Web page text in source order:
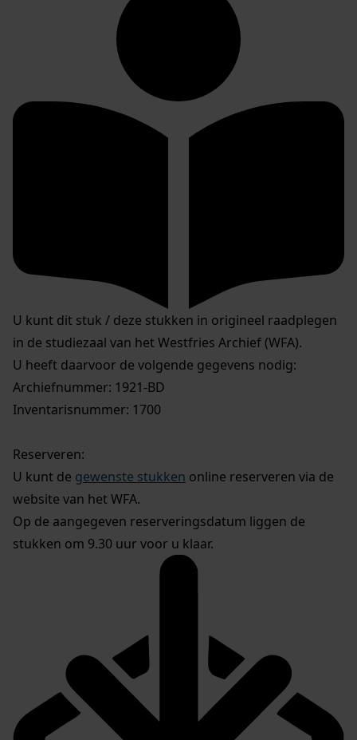
U kunt dit stuk / deze stukken in origineel raadplegen
in de studiezaal van het Westfries Archief (WFA).
U heeft daarvoor de volgende gegevens nodig:
Archiefnummer: 1921-BD
Inventarisnummer: 1700
Reserveren:
U kunt de gewenste stukken online reserveren via de
website van het WFA.
Op de aangegeven reserveringsdatum liggen de
stukken om 9.30 uur voor u klaar.